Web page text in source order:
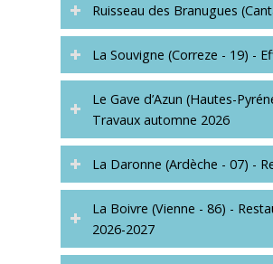
Ruisseau des Branugues
La Souvigne (Correze - 19) -
Le Gave d’Azun (Hautes-
Travaux automne 2026
La Daronne (Ardèche - 07) -
La Boivre (Vienne - 86) -
2026-2027